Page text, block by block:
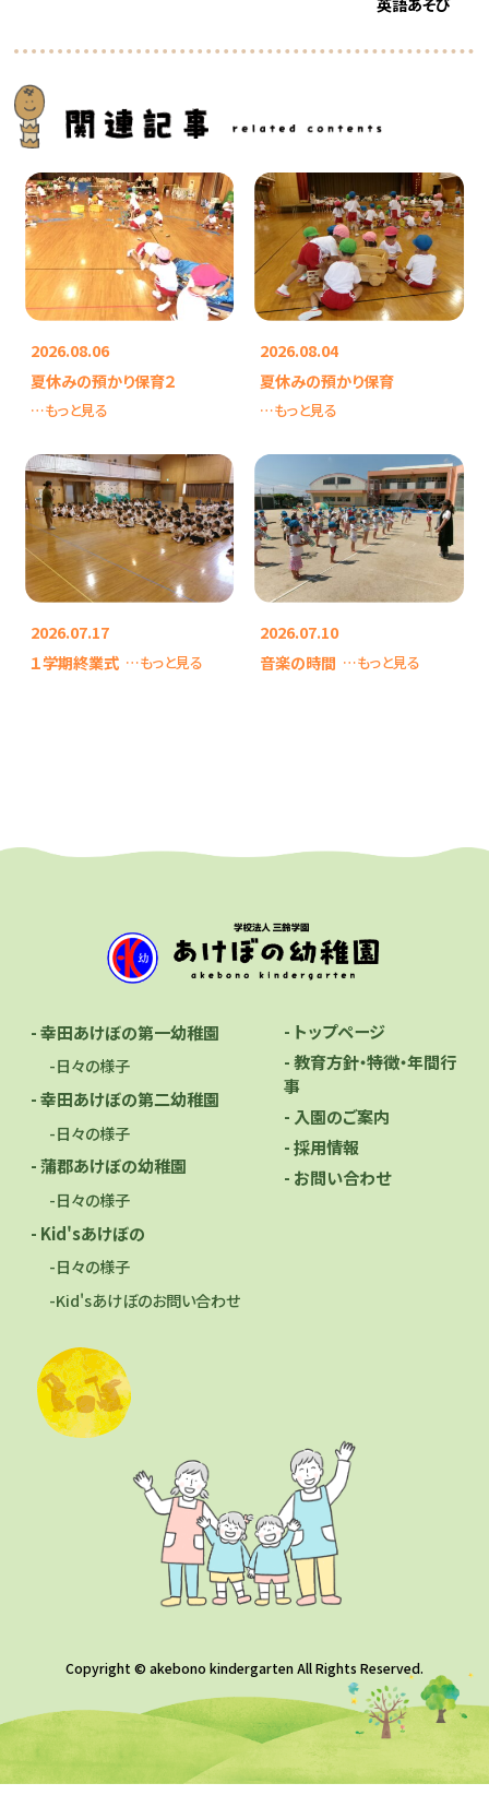
2026.08.06
夏休みの預かり保育２
…もっと見る
2026.08.04
夏休みの預かり保育
…もっと見る
2026.07.17
１学期終業式 …もっと見る
2026.07.10
音楽の時間 …もっと見る
- 幸田あけぼの第一幼稚園
-日々の様子
- 幸田あけぼの第二幼稚園
-日々の様子
- 蒲郡あけぼの幼稚園
-日々の様子
- Kid'sあけぼの
-日々の様子
-Kid'sあけぼのお問い合わせ
- トップページ
- 教育方針・特徴・年間行
事
- 入園のご案内
- 採用情報
- お問い合わせ
Copyright © akebono kindergarten All Rights Reserved.